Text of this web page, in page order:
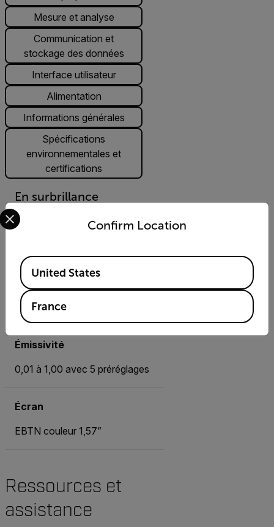
Mesure et analyse
Communication et
stockage des données
Interface utilisateur
Alimentation
Informations générales
Spécifications
environnementales et
certifications
En surbrillance
Rapport distance-cible (D:S)
Précision de base
0 °C à 100 °C : ±1,0 °C
Émissivité
0,01 à 1,00 avec 5 préréglages
Écran
EBTN couleur 1,57”
Ressources et
assistance
Confirm Location
Select your preferred country and language from the
Available Locations
United States
France